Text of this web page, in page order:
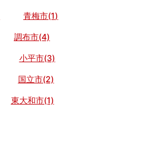
青梅市(1)
調布市(4)
小平市(3)
国立市(2)
東大和市(1)